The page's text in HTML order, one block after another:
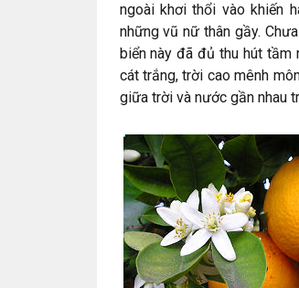
ngoài khơi thổi vào khiến
những vũ nữ thân gầy.
biển này đã đủ thu hút tầm
cát trắng, trời cao mênh
giữa trời và nước gần nhau